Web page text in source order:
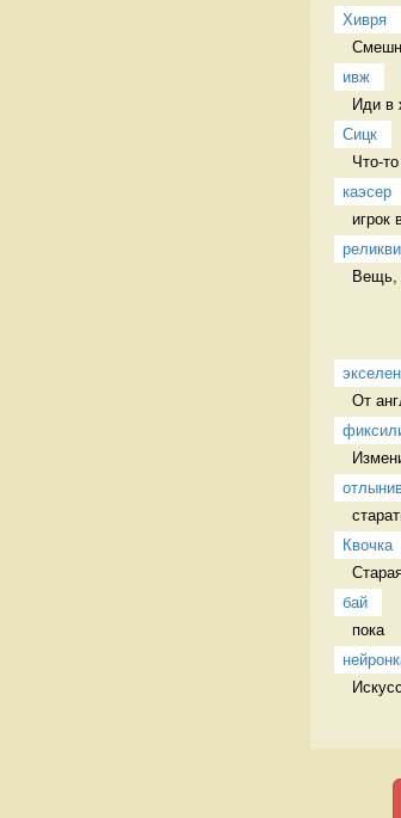
Хивря
ивж
Иди в
Сицк
Что-
каэсер
игрок
Вещь,
От
Квочка
бай
пока